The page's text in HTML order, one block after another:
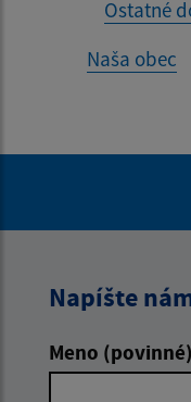
Ostatné
Naša obec
Napíšte
Meno (povinné)